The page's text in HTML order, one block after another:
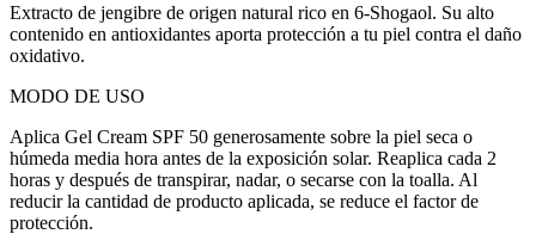
Extracto de jengibre de origen natural rico en 6-Shogaol. Su alto
contenido en antioxidantes aporta protección a tu piel contra el daño
oxidativo.
MODO DE USO
Aplica Gel Cream SPF 50 generosamente sobre la piel seca o
húmeda media hora antes de la exposición solar. Reaplica cada 2
horas y después de transpirar, nadar, o secarse con la toalla. Al
reducir la cantidad de producto aplicada, se reduce el factor de
protección.